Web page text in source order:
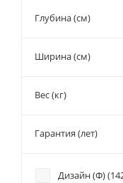
Глубина (см)
Ширина (см)
Вес (кг)
Гарантия (лет)
Дизайн (Ф) (